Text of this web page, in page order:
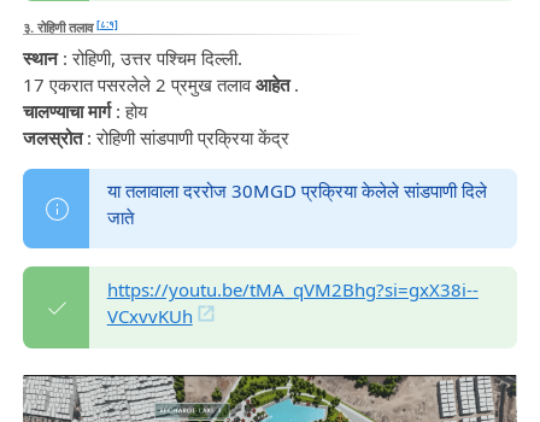
३. रोहिणी तलाव[८:१]
स्थान: रोहिणी, उत्तर पश्चिम दिल्ली.
17 एकरात पसरलेले 2 प्रमुख तलावआहेत.
चालण्याचा मार्ग: होय
जलस्रोत: रोहिणी सांडपाणी प्रक्रिया केंद्र
या तलावाला दररोज 30MGD प्रक्रिया केलेले सांडपाणी दिले
जाते
https://youtu.be/tMA_qVM2Bhg?si=gxX38i--
VCxvvKUh